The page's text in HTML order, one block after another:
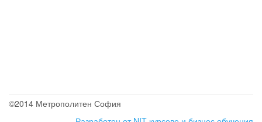
©2014 Метрополитен София